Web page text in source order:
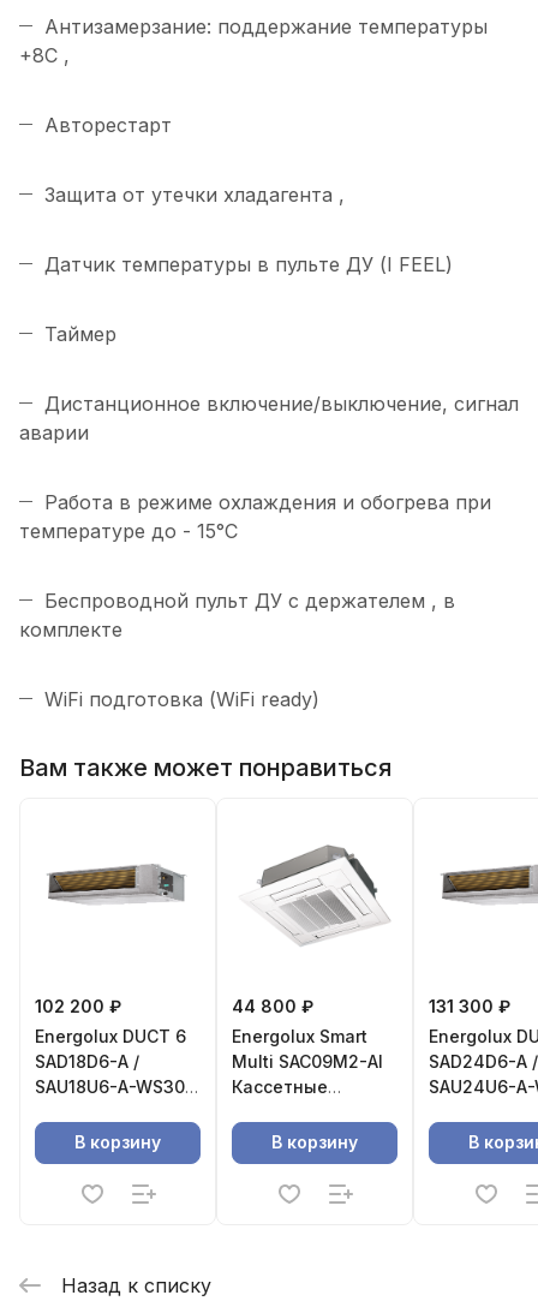
Антизамерзание: поддержание температуры
+8С ,
Авторестарт
Защита от утечки хладагента ,
Датчик температуры в пульте ДУ (I FEEL)
Таймер
Дистанционное включение/выключение, сигнал
аварии
Работа в режиме охлаждения и обогрева при
температуре до - 15°C
Беспроводной пульт ДУ с держателем , в
комплекте
WiFi подготовка (WiFi ready)
Вам также может понравиться
102 200 ₽
Energolux DUCT 6
SAD18D6-A /
SAU18U6-A-WS30
канального типа
В корзину
44 800 ₽
Energolux Smart
Multi SAC09M2-AI
Кассетные
В корзину
131 300 ₽
Energolux
SAD24D6-A /
SAU24U6-
канального
В
Назад к списку